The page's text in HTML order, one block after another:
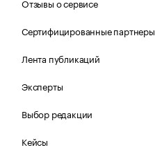
Отзывы о сервисе
Сертифицированные партнеры
Лента публикаций
Эксперты
Выбор редакции
Кейсы